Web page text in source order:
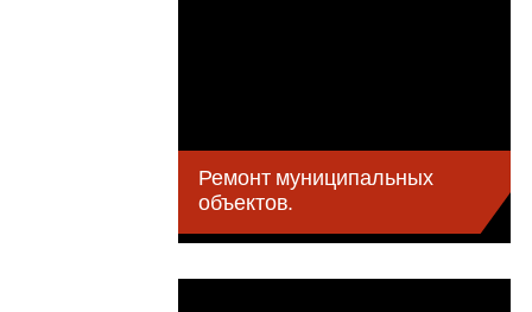
Ремонт муниципальных
объектов.